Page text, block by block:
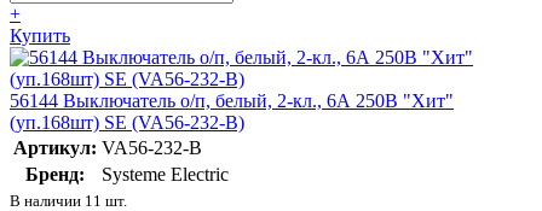
+
Купить
56144 Выключатель о/п, белый, 2-кл., 6А 250В "Хит"
(уп.168шт) SE (VA56-232-B)
Артикул: VA56-232-B
Бренд:
Systeme Electric
В наличии 11 шт.